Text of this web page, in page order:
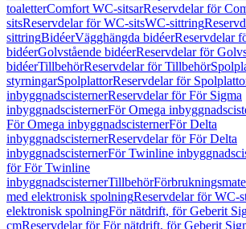
toaletterComfort WC-sitsarReservdelar för
sitsReservdelar för WC-sitsWC-sittring
sittringBidéerVägghängda bidéerReservdelar
bidéerGolvstående bidéerReservdelar för
bidéerTillbehörReservdelar för Tillbehör
styrningarSpolplattorReservdelar för
inbyggnadscisternerReservdelar för För Sigma
inbyggnadscisternerFör Omega
För Omega inbyggnadscisternerFör Delta
inbyggnadscisternerReservdelar för För Delta
inbyggnadscisternerFör Twinline
för För Twinline
inbyggnadscisternerTillbehör
med elektronisk spolningReservdelar för WC-
elektronisk spolningFör nätdrift, för Geberit
cmReservdelar för För nätdrift, för Geberit